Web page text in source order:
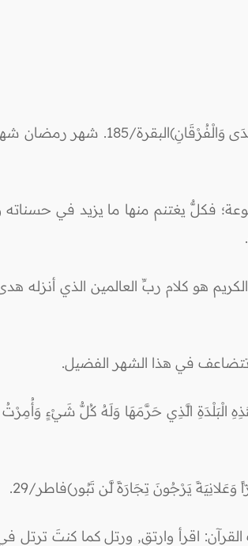
يقول الله تعالى:(شَهْرُ رَمَضَانَ الَّذِي أُنْزِلَ فِيهِ الْقُرْآَنُ
فكلٌّ يغتنم منها ما يزيد في حسناته
هو كلام ربِّ العالمين الذي أنزله
في هذا الشهر الفضيل.
الْبَلْدَةِ الَّذِي حَرَّمَهَا وَلَهُ كُلُّ شَيْءٍ
يَرْجُونَ تِجَارَةً لَّن تَبُور)فاطر/29.
اقرأ وارتقِ, ورتل كما كنتَ ترتل في